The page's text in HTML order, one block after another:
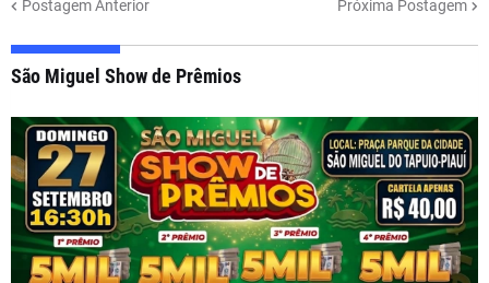
Postagem Anterior Próxima Postagem
São Miguel Show de Prêmios